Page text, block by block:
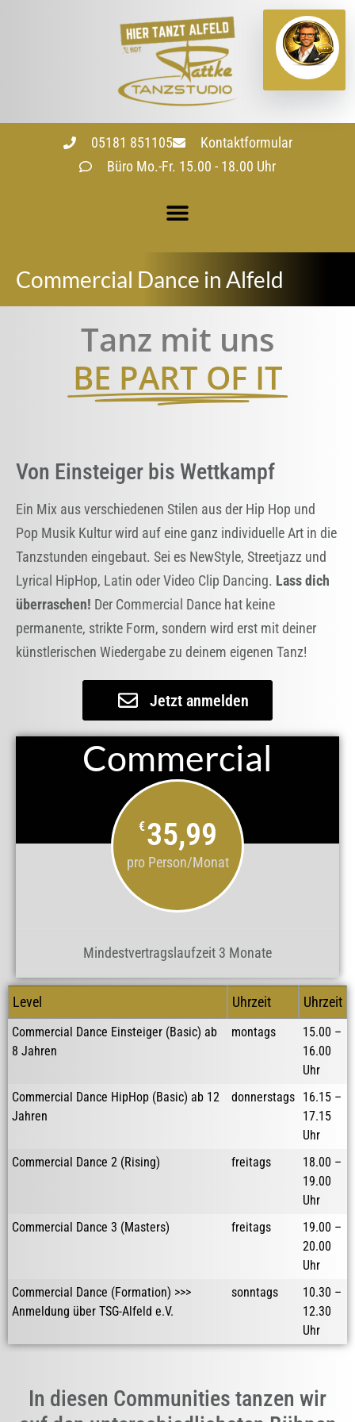
05181 851105
Kontaktformular
Büro Mo.-Fr. 15.00 - 18.00 Uhr
Commercial Dance in Alfeld
Tanz mit uns
BE PART OF IT
Von Einsteiger bis Wettkampf
Ein Mix aus verschiedenen Stilen aus der Hip Hop und
Pop Musik Kultur wird auf eine ganz individuelle Art in die
Tanzstunden eingebaut. Sei es NewStyle, Streetjazz und
Lyrical HipHop, Latin oder Video Clip Dancing. Lass dich
überraschen! Der Commercial Dance hat keine
permanente, strikte Form, sondern wird erst mit deiner
künstlerischen Wiedergabe zu deinem eigenen Tanz!
Jetzt anmelden
Commercial
Commercial
€35,99
pro Person/Monat
Mindestvertragslaufzeit 3 Monate
Level Uhrzeit Uhrzeit
Commercial Dance Einsteiger (Basic) ab
8 Jahren
montags
15.00 –
16.00
Uhr
Commercial Dance HipHop (Basic) ab 12
Jahren
donnerstags 16.15 –
17.15
Uhr
Commercial Dance 2 (Rising)
freitags
18.00 –
19.00
Uhr
Commercial Dance 3 (Masters)
freitags
19.00 –
20.00
Uhr
Commercial Dance (Formation) >>>
Anmeldung über TSG-Alfeld e.V.
sonntags
10.30 –
12.30
Uhr
In diesen Communities tanzen wir